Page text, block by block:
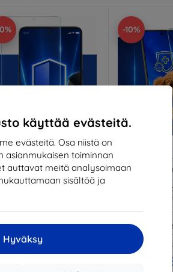
käyttää evästeitä.
evästeitä. Osa niistä on
asianmukaisen toiminnan
auttavat meitä analysoimaan
sisältöä ja
Hyväksy
Alennus
kupongilla
EXTRA10
valmistettu
14,90 €
-10%
-10%
3mk